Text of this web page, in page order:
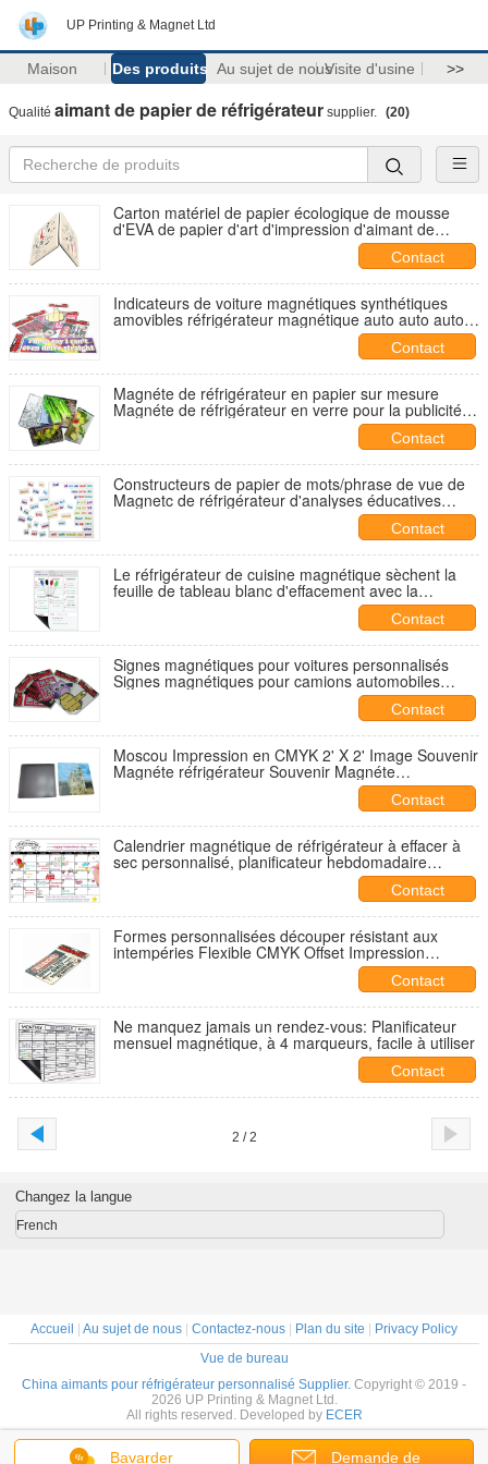
UP Printing & Magnet Ltd
Maison Des produits Au sujet de nousVisite d'usine >>
Qualité aimant de papier de réfrigérateur supplier. (20)
Carton matériel de papier écologique de mousse
d'EVA de papier d'art d'impression d'aimant de
Contact
Indicateurs de voiture magnétiques synthétiques
amovibles réfrigérateur magnétique auto auto auto
autocollecteur résistant à l'eau SGS approuvé
Contact
Magnéte de réfrigérateur en papier sur mesure
Magnéte de réfrigérateur en verre pour la publicité et
Contact
Constructeurs de papier de mots/phrase de vue de
Magnetc de réfrigérateur d'analyses éducatives
Contact
Le réfrigérateur de cuisine magnétique sèchent la
feuille de tableau blanc d'effacement avec la
Contact
Signes magnétiques pour voitures personnalisés
Signes magnétiques pour camions automobiles
Signes magnétiques pour voitures flexibles pour
Contact
Moscou Impression en CMYK 2' X 2' Image Souvenir
Magnéte réfrigérateur Souvenir Magnéte
personnalisé Magnétes réfrigérateur
Contact
Calendrier magnétique de réfrigérateur à effacer à
sec personnalisé, planificateur hebdomadaire
magnétique de 12 x 16 pouces avec marqueur
Contact
Formes personnalisées découper résistant aux
intempéries Flexible CMYK Offset Impression
Contact
Ne manquez jamais un rendez-vous: Planificateur
mensuel magnétique, à 4 marqueurs, facile à utiliser
Contact
2 / 2
Bavarder Demande de
Changez la langue
French
Accueil Au sujet de nous Contactez-nous Plan du site
Privacy Policy
Vue de bureau
China aimants pour réfrigérateur personnalisé Supplier. Copyright © 2019 -
2026 UP Printing & Magnet Ltd.
All rights reserved. Developed by ECER